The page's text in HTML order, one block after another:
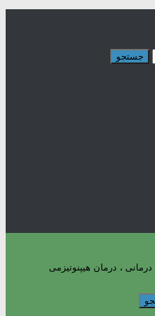
، درمان هیپنوتیزمی